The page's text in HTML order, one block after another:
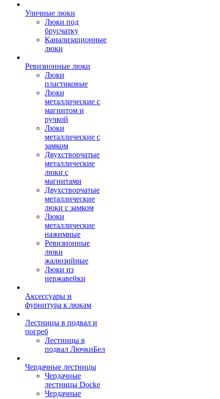
Уличные люки
Люки под
брусчатку
Канализационные
люки
Ревизионные люки
Люки
пластиковые
Люки
металлические с
магнитом и
ручкой
Люки
металлические с
замком
Двухстворчатые
металлические
люки с
магнитами
Двухстворчатые
металлические
люки с замком
Люки
металлические
нажимные
Ревизионные
люки
жалюзийные
Люки из
нержавейки
Аксессуары и
фурнитура к люкам
Лестницы в подвал и
погреб
Лестницы в
подвал ЛючкиБел
Чердачные лестницы
Чердачные
лестницы Docke
Чердачные